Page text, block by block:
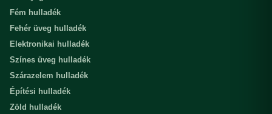
Fém hulladék
Fehér üveg hulladék
Elektronikai hulladék
Színes üveg hulladék
Szárazelem hulladék
Építési hulladék
Zöld hulladék